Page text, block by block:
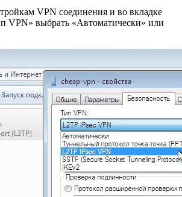
VPN соединения и во вкладке
VPN» выбрать «Автоматически» или